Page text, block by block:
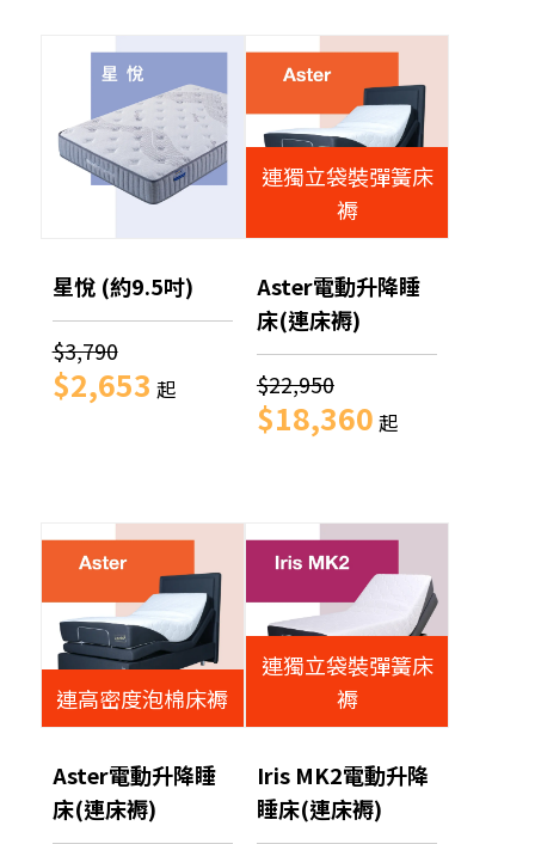
星悅 (約9.5吋)
$3,790
$2,653 起
連獨立袋裝彈簧床
褥
Aster電動升降睡
床(連床褥)
$22,950
$18,360 起
連高密度泡棉床褥
Aster電動升降睡
床(連床褥)
連獨立袋裝彈簧床
褥
Iris MK2電動升降
睡床(連床褥)